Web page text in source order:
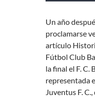
Un año
proclamarse
artículo
Fútbol Club
la final el F. C.
representada
Juventus F.